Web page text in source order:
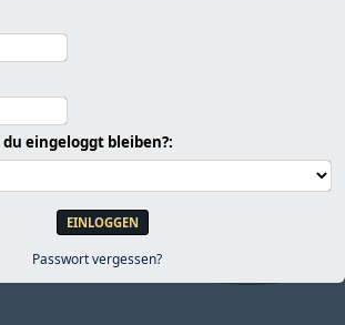
eingeloggt bleiben?:
Passwort vergessen?